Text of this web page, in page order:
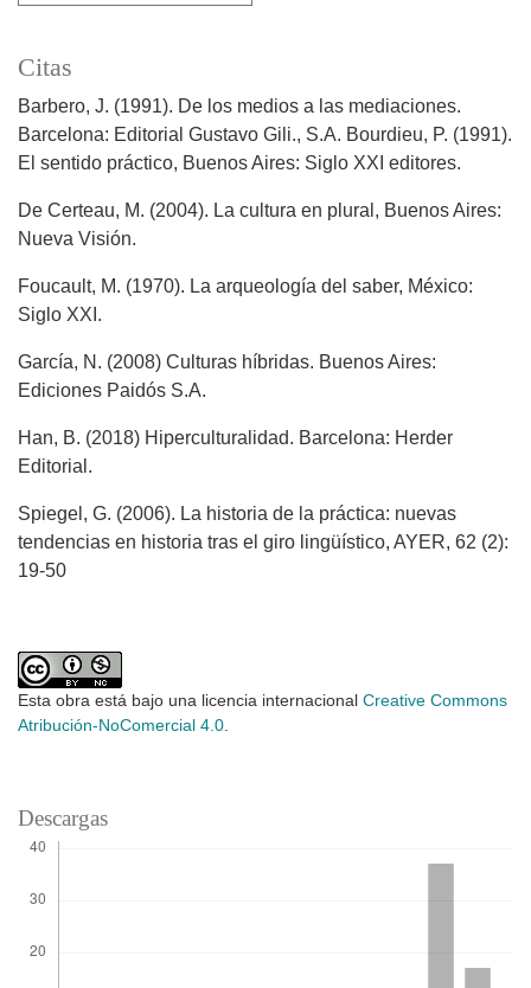
Citas
Barbero, J. (1991). De los medios a las mediaciones.
Barcelona: Editorial Gustavo Gili., S.A. Bourdieu, P. (1991).
El sentido práctico, Buenos Aires: Siglo XXI editores.
De Certeau, M. (2004). La cultura en plural, Buenos Aires:
Nueva Visión.
Foucault, M. (1970). La arqueología del saber, México:
Siglo XXI.
García, N. (2008) Culturas híbridas. Buenos Aires:
Ediciones Paidós S.A.
Han, B. (2018) Hiperculturalidad. Barcelona: Herder
Editorial.
Spiegel, G. (2006). La historia de la práctica: nuevas
tendencias en historia tras el giro lingüístico, AYER, 62 (2):
19-50
Esta obra está bajo una licencia internacional Creative Commons
Atribución-NoComercial 4.0.
Descargas